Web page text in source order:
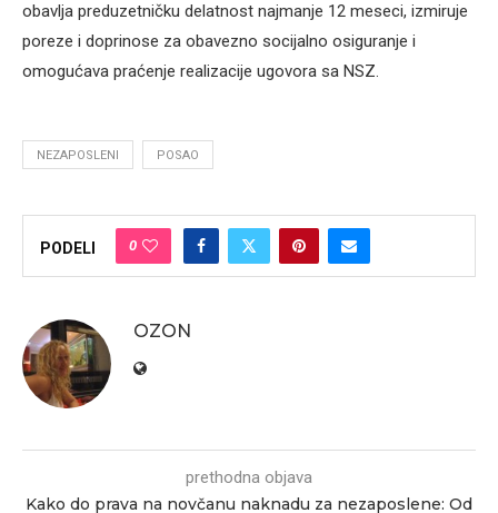
obavlja preduzetničku delatnost najmanje 12 meseci, izmiruje
poreze i doprinose za obavezno socijalno osiguranje i
omogućava praćenje realizacije ugovora sa NSZ.
NEZAPOSLENI POSAO
PODELI 0
OZON
prethodna objava
Kako do prava na novčanu naknadu za nezaposlene: Od